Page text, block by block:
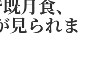
月食、
見られま